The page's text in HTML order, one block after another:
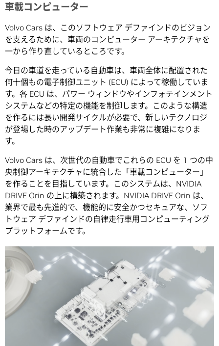
車載コンピューター
Volvo Cars は、このソフトウェア デファインドのビジョン
を支えるために、車両のコンピューター アーキテクチャを
一から作り直しているところです。
今日の車道を走っている自動車は、車両全体に配置された
何十個もの電子制御ユニット (ECU) によって稼働していま
す。各 ECU は、パワー ウィンドウやインフォテインメント
システムなどの特定の機能を制御します。このような構造
を作るには長い開発サイクルが必要で、新しいテクノロジ
が登場した時のアップデート作業も非常に複雑になりま
す。
Volvo Cars は、次世代の自動車でこれらの ECU を 1 つの中
央制御アーキテクチャに統合した「車載コンピューター」
を作ることを目指しています。このシステムは、NVIDIA
DRIVE Orin の上に構築されます。NVIDIA DRIVE Orin は、
業界で最も先進的で、機能的に安全かつセキュアな、ソフ
トウェア デファインドの自律走行車用コンピューティング
プラットフォームです。